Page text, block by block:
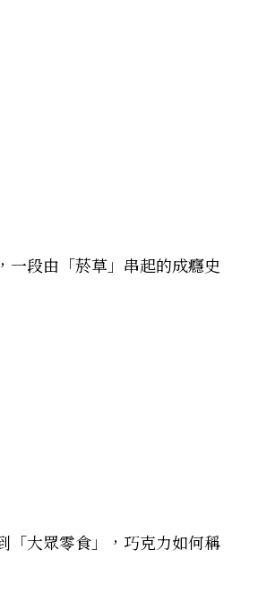
一段由「菸草」串起的成癮史
「大眾零食」，巧克力如何稱